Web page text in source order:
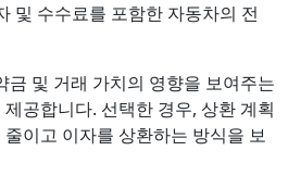
및 수수료를 포함한 자동차의 전
금 및 거래 가치의 영향을 보여주는
제공합니다. 선택한 경우, 상환 계획
이고 이자를 상환하는 방식을 보